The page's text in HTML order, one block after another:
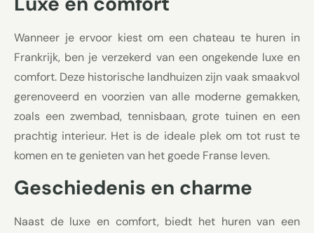
Wanneer je ervoor kiest om een chateau te huren in
Frankrijk, ben je verzekerd van een ongekende luxe en
comfort. Deze historische landhuizen zijn vaak smaakvol
gerenoveerd en voorzien van alle moderne gemakken,
zoals een zwembad, tennisbaan, grote tuinen en een
prachtig interieur. Het is de ideale plek om tot rust te
komen en te genieten van het goede Franse leven.
Geschiedenis en charme
Naast de luxe en comfort, biedt het huren van een